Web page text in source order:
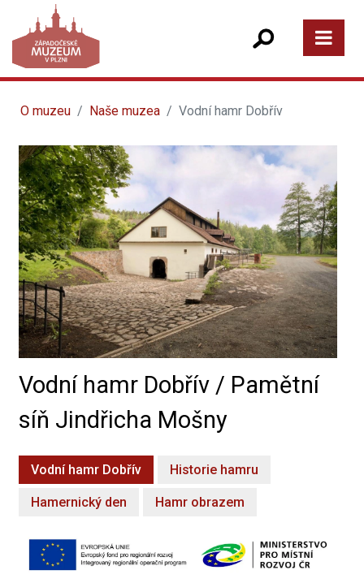
O muzeu Naše muzea Vodní hamr Dobřív
Vodní hamr Dobřív / Pamětní
síň Jindřicha Mošny
Vodní hamr Dobřív Historie hamru
Hamernický den Hamr obrazem